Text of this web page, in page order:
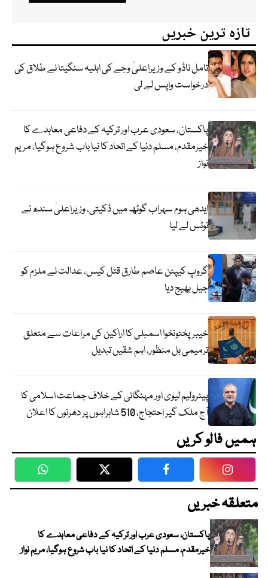
تازہ ترین خبریں
تامل ناڈو کے وزیراعلیٰ وجے کی اہلیہ سنگیتا نے طلاق کی
درخواست واپس لے لی
پاکستان، سعودی عرب اور ترکیہ کے دفاعی معاہدے کا
خیرمقدم، مسلم دنیا کے اتحاد کا نیا باب شروع ہوگیا، مریم
نواز
ایدھی ہوم سہراب گوٹھ میں ڈکیتی، وزیراعلیٰ سندھ نے
نوٹس لے لیا
گروپ کیپٹن عاصم طارق قتل کیس، عدالت نے ملزم کو
جیل بھیج دیا
خیبرپختونخوا اسمبلی کا اراکین کی مراعات سے متعلق
ترمیمی بل منظور، اہم شقیں تبدیل
پیٹرولیم لیوی اور مہنگائی کے خلاف جماعت اسلامی کا
آج ملک گیر احتجاج، 510 شاہراہوں پر دھرنوں کا اعلان
ہمیں فالو کریں
WhatsApp Twitter Facebook
متعلقہ خبریں
پاکستان، سعودی عرب اور ترکیہ کے دفاعی معاہدے کا
خیرمقدم، مسلم دنیا کے اتحاد کا نیا باب شروع ہوگیا، مریم نواز